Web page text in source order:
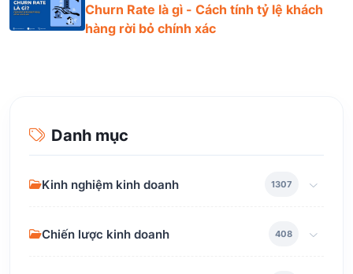
Churn Rate là gì - Cách tính tỷ lệ khách
hàng rời bỏ chính xác
Danh mục
Kinh nghiệm kinh doanh 1307
Chiến lược kinh doanh 408